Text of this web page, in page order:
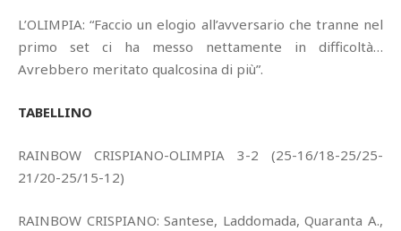
L’OLIMPIA: “Faccio un elogio all’avversario che tranne nel
primo set ci ha messo nettamente in difficoltà…
Avrebbero meritato qualcosina di più”.
TABELLINO
RAINBOW CRISPIANO-OLIMPIA 3-2 (25-16/18-25/25-
21/20-25/15-12)
RAINBOW CRISPIANO: Santese, Laddomada, Quaranta A.,